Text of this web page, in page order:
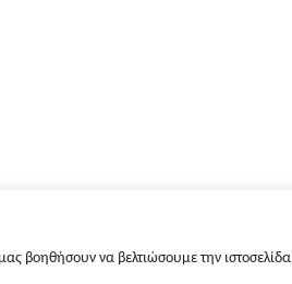
βοηθήσουν να βελτιώσουμε την ιστοσελίδα